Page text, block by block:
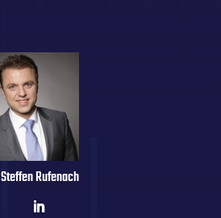
Steffen Rufenach